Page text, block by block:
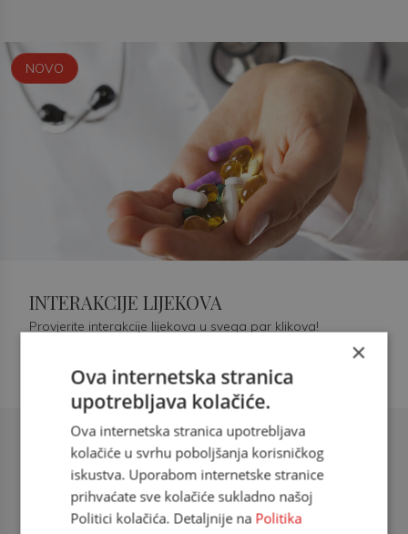
Šećerna bolest tip 2 = kardiovaskularna
doc. dr. sc. Višnja Kokić Maleš,
dr.med., specijalististica
NOVO
INTERAKCIJE LIJEKOVA
Provjerite interakcije lijekova u svega par klikova!
×
Ova internetska stranica
upotrebljava kolačiće.
Ova internetska stranica upotrebljava
kolačiće u svrhu poboljšanja korisničkog
iskustva. Uporabom internetske stranice
prihvaćate sve kolačiće sukladno našoj
Politici kolačića. Detaljnije na Politika